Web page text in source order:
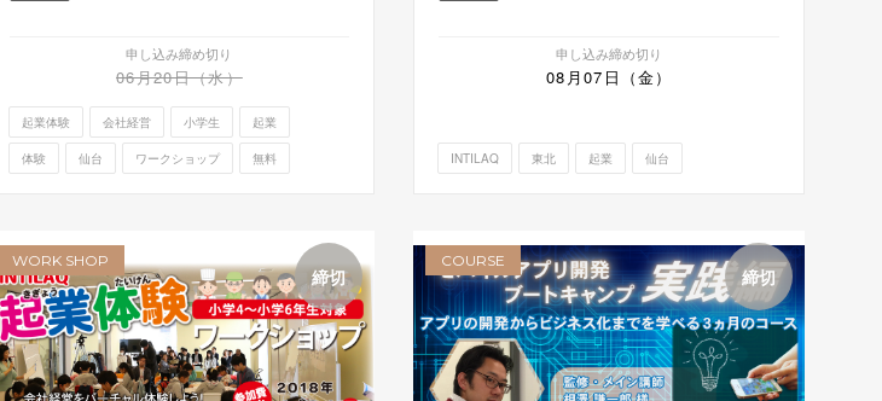
申し込み締め切り
06月20日（水）
起業体験 会社経営 小学生 起業
体験 仙台 ワークショップ 無料
申し込み締め切り
08月07日（金）
INTILAQ 東北 起業 仙台
締切
WORK SHOP
締切
COURSE